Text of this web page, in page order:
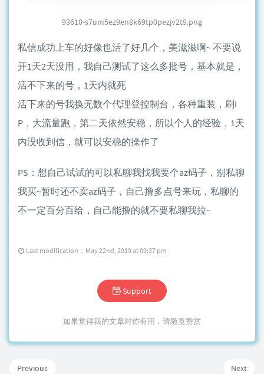
93610-s7um5ez9en8k69tp0pezjv2t9.png
私信成功上车的好像也活了好几个，美滋滋啊~ 不要说
开1天2天没用，我自己测试了这么多批号，基本就是，
活不下来的号，1天内就死
活下来的号我换无数个代理登控制台，各种重装，刷I
P，大流量跑，第二天依然安稳，所以个人的经验，1天
内没收到信，就可以安稳的操作了
PS：想自己试试的可以私聊我找我要个az码子，别私聊
我买~暂时还不卖az码子，自己撸多点号来玩，私聊的
不一定百分百给，自己能撸的就不要私聊我拉~
Last modification：May 22nd, 2019 at 09:37 pm
Support
如果觉得我的文章对你有用，请随意赞赏
Next
Previous